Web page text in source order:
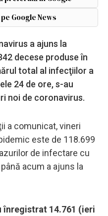
Google News
a ajuns la
decese produse în
total al infecţiilor a
24 de ore, s-au
noi de coronavirus.
a comunicat, vineri
este de 118.699
de infectare cu
acum a ajuns la
înregistrat 14.761 (ieri